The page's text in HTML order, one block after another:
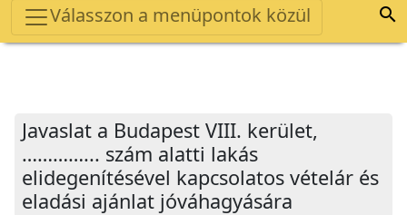
Válasszon a menüpontok közül 
Javaslat a Budapest VIII. kerület,
…………... szám alatti lakás
elidegenítésével kapcsolatos vételár és
eladási ajánlat jóváhagyására